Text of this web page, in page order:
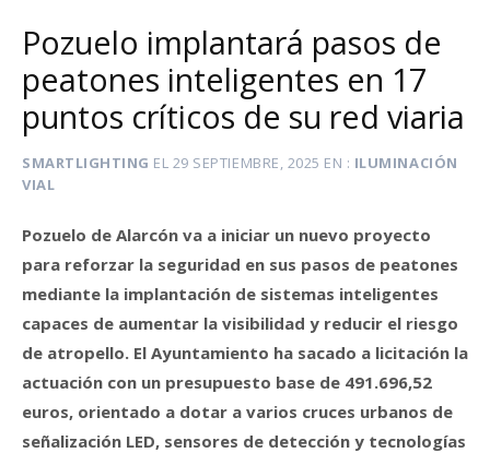
Pozuelo implantará pasos de
peatones inteligentes en 17
puntos críticos de su red viaria
SMARTLIGHTING EL 29 SEPTIEMBRE, 2025 EN
ILUMINACIÓN
VIAL
Pozuelo de Alarcón va a iniciar un nuevo proyecto
para reforzar la seguridad en sus pasos de peatones
mediante la implantación de sistemas inteligentes
capaces de aumentar la visibilidad y reducir el riesgo
de atropello. El Ayuntamiento ha sacado a licitación la
actuación con un presupuesto base de 491.696,52
euros, orientado a dotar a varios cruces urbanos de
señalización LED, sensores de detección y tecnologías